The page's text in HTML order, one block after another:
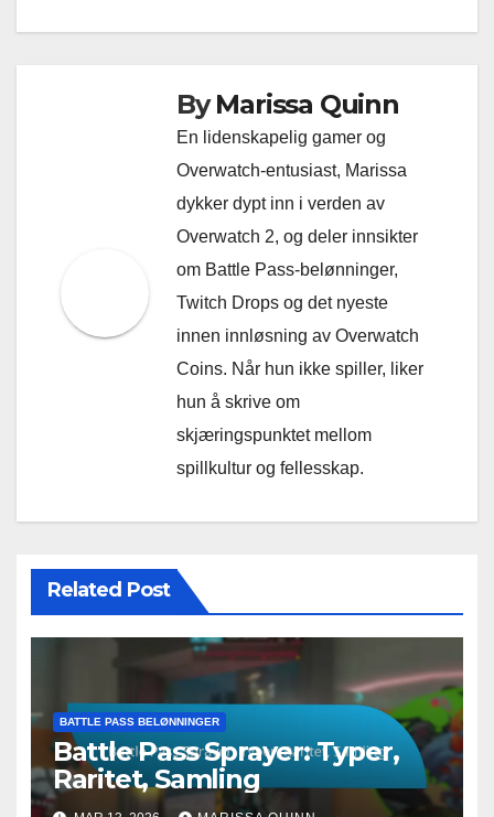
ByMarissa Quinn
En lidenskapelig gamer og
Overwatch-entusiast, Marissa
dykker dypt inn i verden av
Overwatch 2, og deler innsikter
om Battle Pass-belønninger,
Twitch Drops og det nyeste
innen innløsning av Overwatch
Coins. Når hun ikke spiller, liker
hun å skrive om
skjæringspunktet mellom
spillkultur og fellesskap.
Related Post
BATTLE PASS BELØNNINGER
Battle Pass Sprayer: Typer,
Raritet, Samling